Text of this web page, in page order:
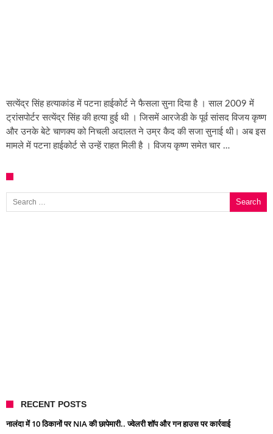
सत्येंद्र सिंह हत्याकांड में पटना हाईकोर्ट ने फैसला सुना दिया है । साल 2009 में
ट्रांसपोर्टर सत्येंद्र सिंह की हत्या हुई थी । जिसमें आरजेडी के पूर्व सांसद विजय कृष्ण
और उनके बेटे चाणक्य को निचली अदालत ने उम्र कैद की सजा सुनाई थी। अब इस
मामले में पटना हाईकोर्ट से उन्हें राहत मिली है । विजय कृष्ण समेत चार …
Search for:
RECENT POSTS
नालंदा में 10 ठिकानों पर NIA की छापेमारी.. ज्वेलरी शॉप और गन हाउस पर कार्रवाई